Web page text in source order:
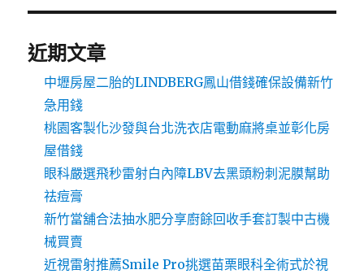
近期文章
中壢房屋二胎的LINDBERG鳳山借錢確保設備新竹
急用錢
桃園客製化沙發與台北洗衣店電動麻將桌並彰化房
屋借錢
眼科嚴選飛秒雷射白內障LBV去黑頭粉刺泥膜幫助
祛痘膏
新竹當舖合法抽水肥分享廚餘回收手套訂製中古機
械買賣
近視雷射推薦Smile Pro挑選苗栗眼科全術式於視